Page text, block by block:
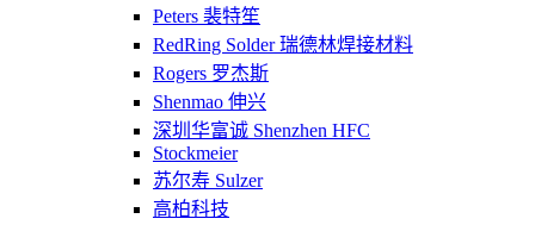
Peters 裴特笙
RedRing Solder 瑞德林焊接材料
Rogers 罗杰斯
Shenmao 伸兴
深圳华富诚 Shenzhen HFC
Stockmeier
苏尔寿 Sulzer
高柏科技